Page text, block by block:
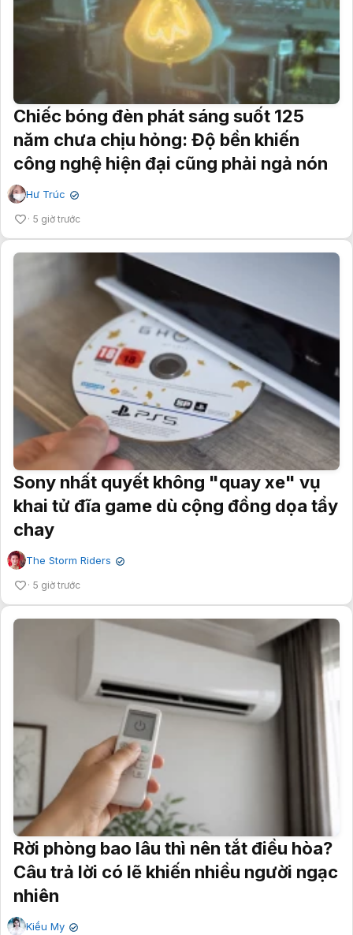
Chiếc bóng đèn phát sáng suốt 125
năm chưa chịu hỏng: Độ bền khiến
công nghệ hiện đại cũng phải ngả nón
Hư Trúc ✔
5 giờ trước
Sony nhất quyết không "quay xe" vụ
khai tử đĩa game dù cộng đồng dọa tẩy
chay
The Storm Riders ✔
5 giờ trước
Rời phòng bao lâu thì nên tắt điều hòa?
Câu trả lời có lẽ khiến nhiều người ngạc
nhiên
Kiều My ✔